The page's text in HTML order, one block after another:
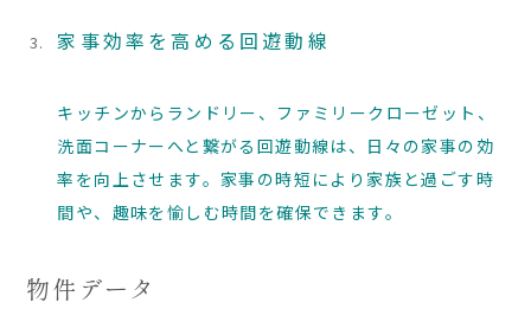
家事効率を高める回遊動線
キッチンからランドリー、ファミリークローゼット、
洗面コーナーへと繋がる回遊動線は、日々の家事の効
率を向上させます。家事の時短により家族と過ごす時
間や、趣味を愉しむ時間を確保できます。
物件データ